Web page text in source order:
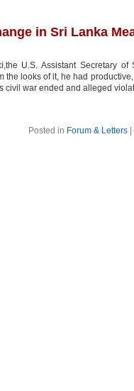
in Sri Lanka
U.S. Assistant Secretary
the looks of it, he had
civil war ended and alleged
Posted in Forum & Letters|